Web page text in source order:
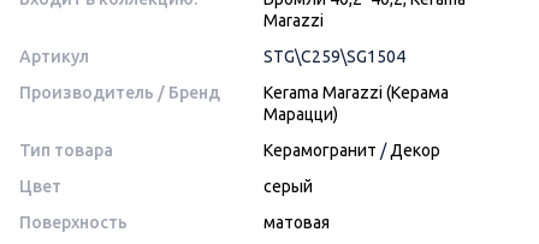
Marazzi
Артикул
STG\C259\SG1504
Производитель / Бренд
Kerama Marazzi (Керама
Марацци)
Тип товара
Керамогранит /Декор
Цвет
серый
Поверхность
матовая